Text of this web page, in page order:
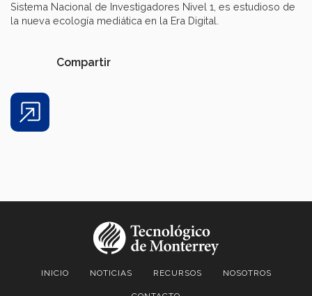
Sistema Nacional de Investigadores Nivel 1, es estudioso de
la nueva ecología mediática en la Era Digital.
Share
Compartir
INICIO NOTICIAS RECURSOS NOSOTROS